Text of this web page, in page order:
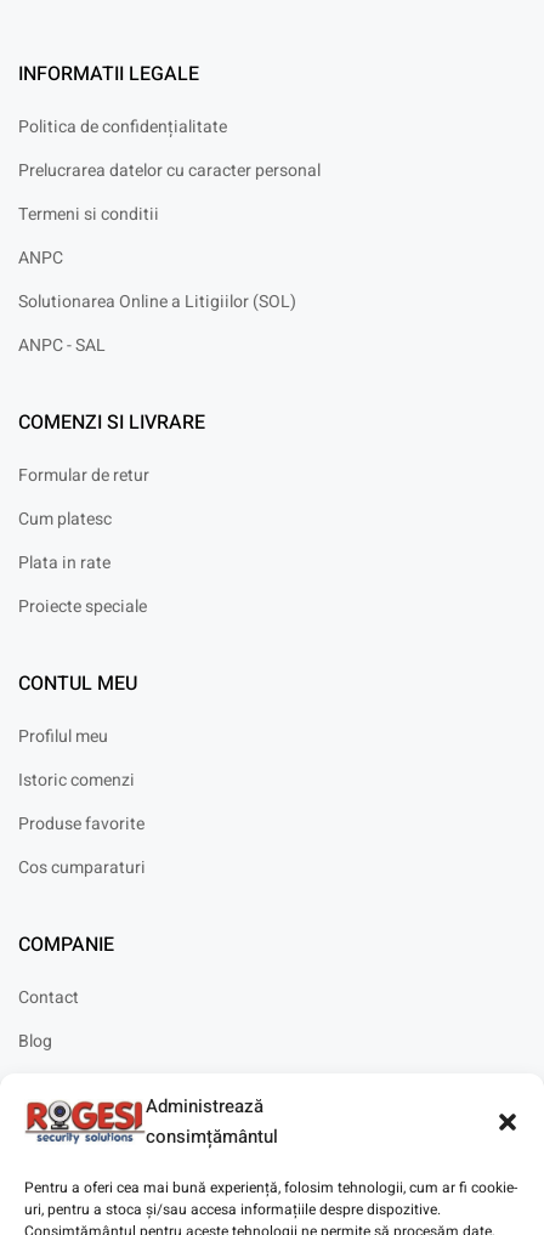
Administrează
consimțământul
Pentru a oferi cea mai bună experiență, folosim tehnologii, cum ar fi cookie-
uri, pentru a stoca și/sau accesa informațiile despre dispozitive.
INFORMATII LEGALE
Politica de confidențialitate
Prelucrarea datelor cu caracter personal
Termeni si conditii
ANPC
Solutionarea Online a Litigiilor (SOL)
ANPC - SAL
COMENZI SI LIVRARE
Formular de retur
Cum platesc
Plata in rate
Proiecte speciale
CONTUL MEU
Profilul meu
Istoric comenzi
Produse favorite
Cos cumparaturi
COMPANIE
Contact
Blog
Solicitare instalare